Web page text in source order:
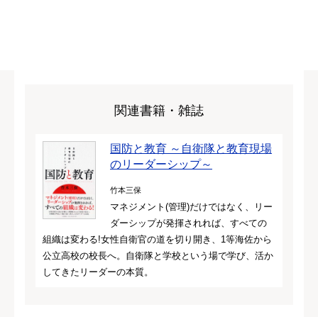
関連書籍・雑誌
国防と教育 ～自衛隊と教育現場
のリーダーシップ～
竹本三保
マネジメント(管理)だけではなく、リー
ダーシップが発揮されれば、すべての
組織は変わる!女性自衛官の道を切り開き、1等海佐から
公立高校の校長へ。自衛隊と学校という場で学び、活か
してきたリーダーの本質。